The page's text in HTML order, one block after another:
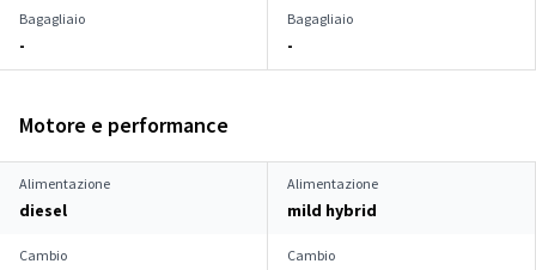
Bagagliaio
-
Bagagliaio
-
Motore e performance
Alimentazione
diesel
Alimentazione
mild hybrid
Cambio Cambio